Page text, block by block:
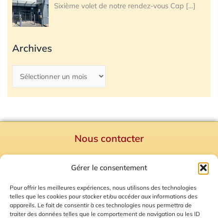
Gérer le consentement
Pour offrir les meilleures expériences, nous utilisons des technologies
telles que les cookies pour stocker et/ou accéder aux informations des
appareils. Le fait de consentir à ces technologies nous permettra de
traiter des données telles que le comportement de navigation ou les ID
Sixième volet de notre rendez-vous Cap […]
Archives
Nous contacter
Mentions Légales
Plan du site
Gestion des Cookies